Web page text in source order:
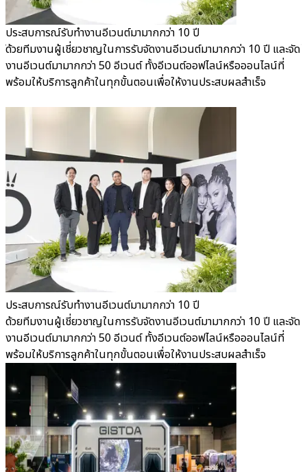
ประสบการณ์รับทำงานอีเวนต์มามากกว่า 10 ปี
ด้วยทีมงานผู้เชี่ยวชาญในการรับจัดงานอีเวนต์มามากกว่า 10 ปี และจัด
งานอีเวนต์มามากกว่า 50 อีเวนต์ ทั้งอีเวนต์ออฟไลน์หรือออนไลน์ที่
พร้อมให้บริการลูกค้าในทุกขั้นตอนเพื่อให้งานประสบผลสำเร็จ
ประสบการณ์รับทำงานอีเวนต์มามากกว่า 10 ปี
ด้วยทีมงานผู้เชี่ยวชาญในการรับจัดงานอีเวนต์มามากกว่า 10 ปี และจัด
งานอีเวนต์มามากกว่า 50 อีเวนต์ ทั้งอีเวนต์ออฟไลน์หรือออนไลน์ที่
พร้อมให้บริการลูกค้าในทุกขั้นตอนเพื่อให้งานประสบผลสำเร็จ